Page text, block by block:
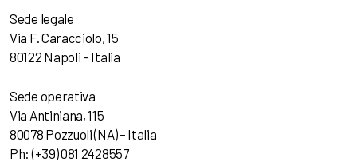
Sede legale
Via F. Caracciolo, 15
80122 Napoli – Italia
Sede operativa
Via Antiniana, 115
80078 Pozzuoli (NA) – Italia
Ph: (+39) 081 2428557